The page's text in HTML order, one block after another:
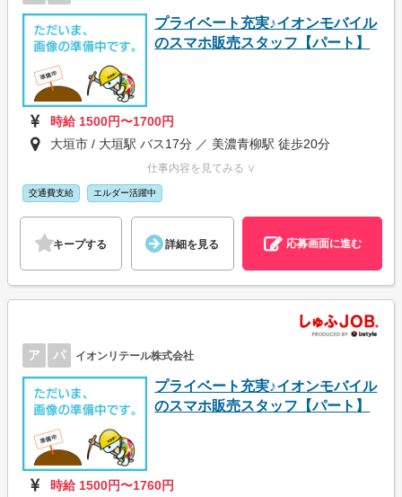
プライベート充実♪イオンモバイル
のスマホ販売スタッフ【パート】
時給 1500円〜1700円
大垣市 / 大垣駅 バス17分 ／ 美濃青柳駅 徒歩20分
仕事内容を見てみる ∨
交通費支給 エルダー活躍中
キープする 詳細を見る 応募画面に進む
ア パ イオンリテール株式会社
プライベート充実♪イオンモバイル
のスマホ販売スタッフ【パート】
時給 1500円〜1760円